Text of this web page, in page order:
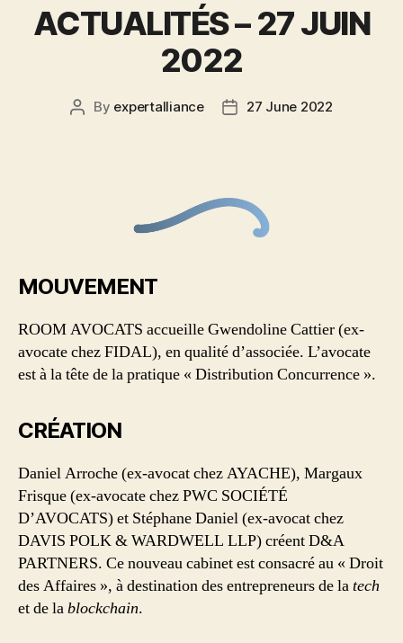
ACTUALITÉS – 27 JUIN
2022
By expertalliance 27 June 2022
MOUVEMENT
ROOM AVOCATS accueille Gwendoline Cattier (ex-
avocate chez FIDAL), en qualité d’associée. L’avocate
est à la tête de la pratique « Distribution Concurrence ».
CRÉATION
Daniel Arroche (ex-avocat chez AYACHE), Margaux
Frisque (ex-avocate chez PWC SOCIÉTÉ
D’AVOCATS) et Stéphane Daniel (ex-avocat chez
DAVIS POLK & WARDWELL LLP) créent D&A
PARTNERS. Ce nouveau cabinet est consacré au « Droit
des Affaires », à destination des entrepreneurs de latech
et de lablockchain.